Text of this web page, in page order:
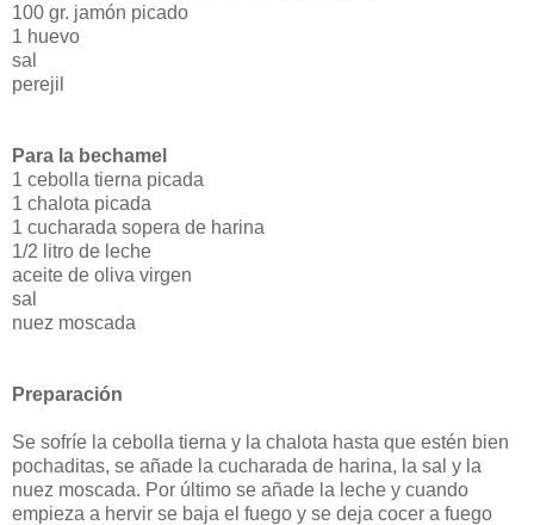
100 gr. jamón picado
1 huevo
sal
perejil
Para la bechamel
1 cebolla tierna picada
1 chalota picada
1 cucharada sopera de harina
1/2 litro de leche
aceite de oliva virgen
sal
nuez moscada
Preparación
Se sofríe la cebolla tierna y la chalota hasta que estén bien
pochaditas, se añade la cucharada de harina, la sal y la
nuez moscada. Por último se añade la leche y cuando
empieza a hervir se baja el fuego y se deja cocer a fuego